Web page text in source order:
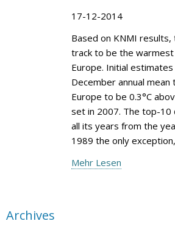
17-12-2014
Based on KNMI
track to be the
Europe. Initial
December annual
Europe to be 0.3°C
set in 2007. The top-10
all its years from the
1989 the only
Mehr Lesen
Archives